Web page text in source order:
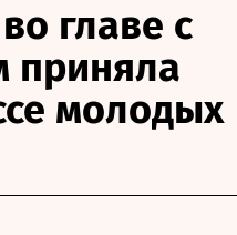
главе с
приняла
молодых